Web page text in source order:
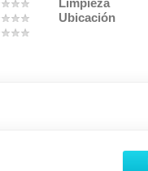
Limpieza
Ubicación